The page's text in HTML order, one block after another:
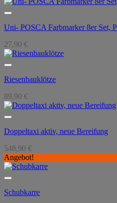
Uni- POSCA Farbmarker 8er Set,
27,90 €
Riesenbauklötze
89,90 €
Doppeltaxi aktiv, neue Bereifung
548,90 €
Angebot!
Schubkarre